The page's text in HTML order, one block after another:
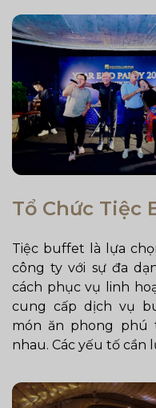
Tổ Chức Tiệc
Tiệc buffet là lựa
công ty với sự đa
cách phục vụ linh
cung cấp dịch vụ
món ăn phong phú
nhau. Các yếu tố